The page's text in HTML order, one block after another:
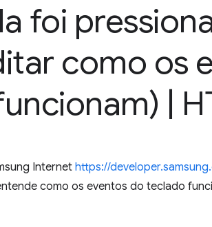
foi
como os
Internet https://
como os eventos do teclado